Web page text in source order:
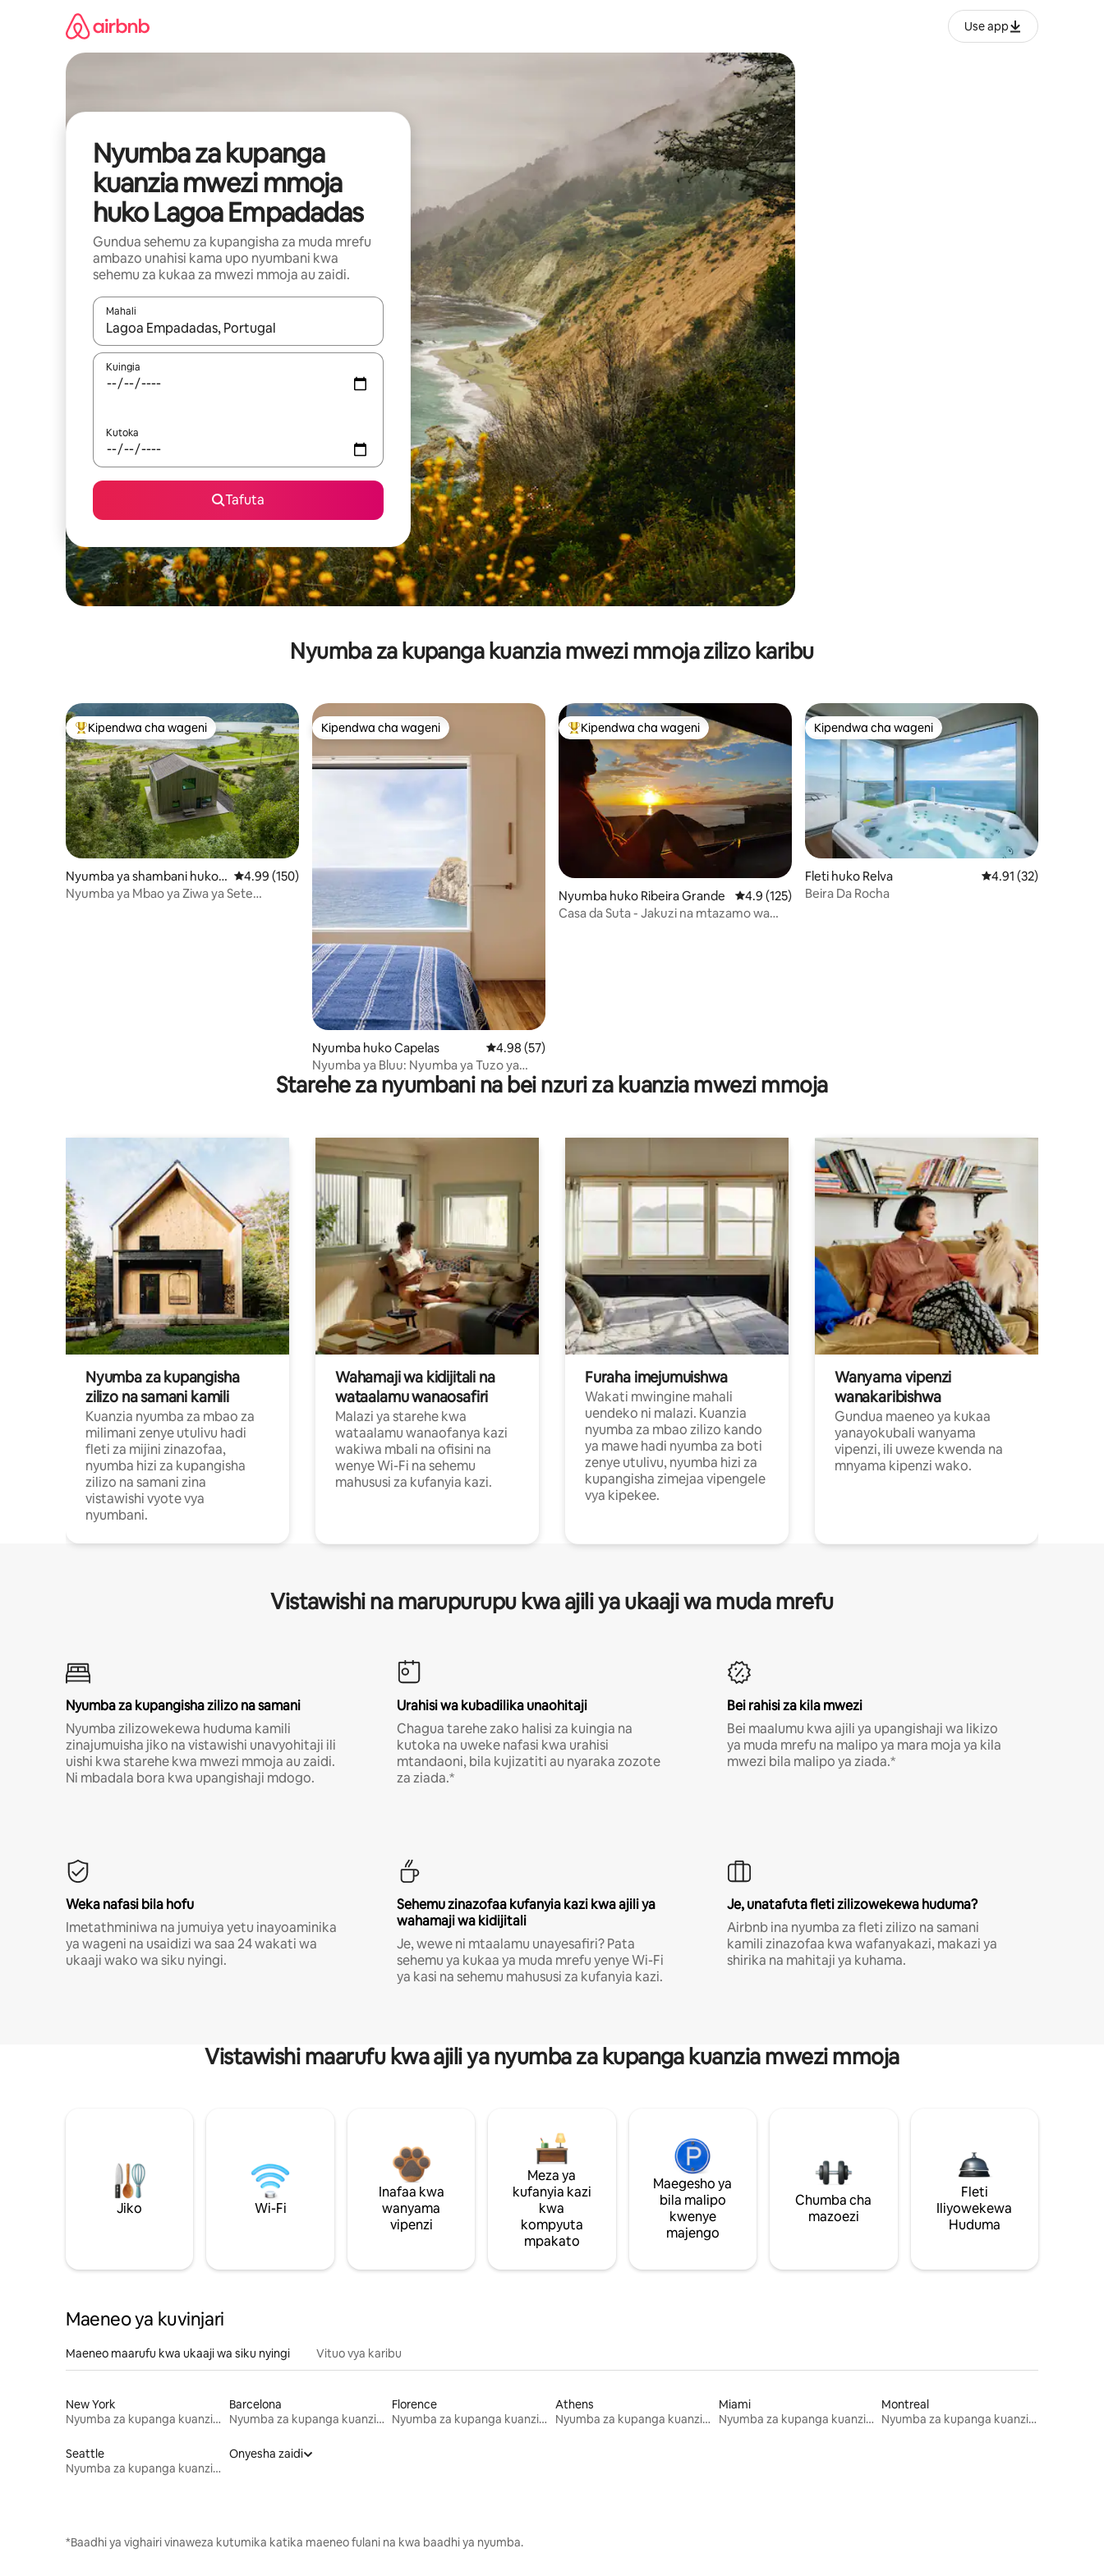
Use app
Nyumba za kupanga
kuanzia mwezi mmoja
huko Lagoa Empadadas
Gundua sehemu za kupangisha za muda mrefu
ambazo unahisi kama upo nyumbani kwa
sehemu za kukaa za mwezi mmoja au zaidi.
Mahali
Wakati matokeo yanapatikana, vinjari kwa kutumia vitufe vya vishale vya juu na chini au uchunguze kwa kugusa au kutelezesha kidole kwenye ishara.
Kuingia
Kutoka
Tafuta
Nyumba za kupanga kuanzia mwezi mmoja zilizo karibu
Kipendwa maarufu cha wageni
Kipendwa cha wageni
Nyumba ya shambani huko S
ete Cidades
Ukadiriaji wa wastani wa 4.99 kati ya 5, tathmini 150
4.99 (150)
Nyumba ya Mbao ya Ziwa ya Sete
Kipendwa cha wageni
Kipendwa cha wageni
Nyumba huko Capelas Ukadiriaji wa wastani wa 4.98 kati ya 5, tathmini 57
4.98 (57)
Nyumba ya Bluu: Nyumba ya Tuzo ya
Mazingira na Mwonekano wa Ghuba
Kipendwa maarufu cha wageni
Kipendwa cha wageni
Nyumba huko Ribeira Grande Ukadiriaji wa wastani wa 4.9 kati ya 5, tathmini 125
4.9 (125)
Casa da Suta - Jakuzi na mtazamo wa
Kipendwa cha wageni
Kipendwa cha wageni
Fleti huko Relva Ukadiriaji wa wastani
4.91 (32)
Beira Da Rocha
Starehe za nyumbani na bei nzuri za kuanzia mwezi mmoja
Nyumba za kupangisha
zilizo na samani kamili
Kuanzia nyumba za mbao za
milimani zenye utulivu hadi
fleti za mijini zinazofaa,
nyumba hizi za kupangisha
zilizo na samani zina
vistawishi vyote vya
nyumbani.
Wahamaji wa kidijitali na
wataalamu wanaosafiri
Malazi ya starehe kwa
wataalamu wanaofanya kazi
wakiwa mbali na ofisini na
wenye Wi-Fi na sehemu
mahususi za kufanyia kazi.
Furaha imejumuishwa
Wakati mwingine mahali
uendeko ni malazi. Kuanzia
nyumba za mbao zilizo kando
ya mawe hadi nyumba za boti
zenye utulivu, nyumba hizi za
kupangisha zimejaa vipengele
vya kipekee.
Wanyama vipenzi
wanakaribishwa
Gundua maeneo ya kukaa
yanayokubali wanyama
vipenzi, ili uweze kwenda na
mnyama kipenzi wako.
Vistawishi na marupurupu kwa ajili ya ukaaji wa muda mrefu
Nyumba za kupangisha zilizo na samani
Nyumba zilizowekewa huduma kamili
zinajumuisha jiko na vistawishi unavyohitaji ili
uishi kwa starehe kwa mwezi mmoja au zaidi.
Ni mbadala bora kwa upangishaji mdogo.
Urahisi wa kubadilika unaohitaji
Chagua tarehe zako halisi za kuingia na
kutoka na uweke nafasi kwa urahisi
mtandaoni, bila kujizatiti au nyaraka zozote
za ziada.*
Bei rahisi za kila mwezi
Bei maalumu kwa ajili ya upangishaji wa likizo
ya muda mrefu na malipo ya mara moja ya kila
mwezi bila malipo ya ziada.*
Weka nafasi bila hofu
Imetathminiwa na jumuiya yetu inayoaminika
ya wageni na usaidizi wa saa 24 wakati wa
ukaaji wako wa siku nyingi.
Sehemu zinazofaa kufanyia kazi kwa ajili ya
wahamaji wa kidijitali
Je, wewe ni mtaalamu unayesafiri? Pata
sehemu ya kukaa ya muda mrefu yenye Wi-Fi
ya kasi na sehemu mahususi za kufanyia kazi.
Je, unatafuta fleti zilizowekewa huduma?
Airbnb ina nyumba za fleti zilizo na samani
kamili zinazofaa kwa wafanyakazi, makazi ya
shirika na mahitaji ya kuhama.
Vistawishi maarufu kwa ajili ya nyumba za kupanga kuanzia mwezi mmoja
Jiko Wi-Fi
Inafaa kwa
wanyama
vipenzi
Meza ya
kufanyia kazi
kwa
kompyuta
mpakato
Maegesho ya
bila malipo
kwenye
majengo
Chumba cha
mazoezi
Fleti
Iliyowekewa
Huduma
Maeneo ya kuvinjari
Maeneo maarufu kwa ukaaji wa siku nyingi Vituo vya karibu
New York
Nyumba za kupanga kuanzia mwezi mmoja
Barcelona
Nyumba za kupanga kuanzia mwezi mmoja
Florence
Nyumba za kupanga kuanzia mwezi mmoja
Athens
Nyumba za kupanga kuanzia mwezi mmoja
Miami
Nyumba za kupanga kuanzia mwezi mmoja
Montreal
Nyumba za kupanga kuanzia mwezi mmoja
Seattle
Nyumba za kupanga kuanzia mwezi mmoja
Onyesha zaidi
*Baadhi ya vighairi vinaweza kutumika katika maeneo fulani na kwa baadhi ya nyumba.